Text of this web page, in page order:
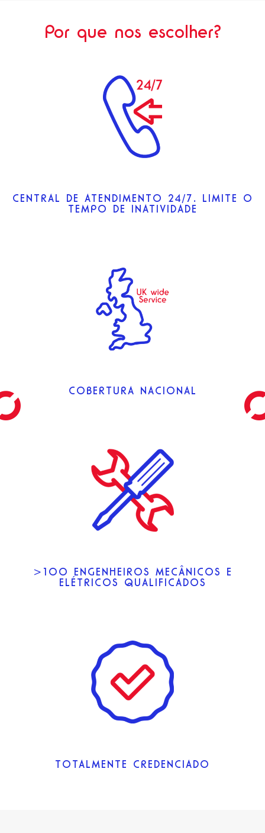
Por que nos escolher?
CENTRAL DE ATENDIMENTO 24/7. LIMITE O
TEMPO DE INATIVIDADE
COBERTURA NACIONAL
>100 ENGENHEIROS MECÂNICOS E
ELÉTRICOS QUALIFICADOS
TOTALMENTE CREDENCIADO